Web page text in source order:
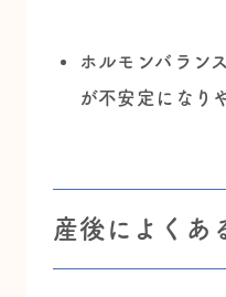
ホルモンバラン
が不安定になり
産後によくあ